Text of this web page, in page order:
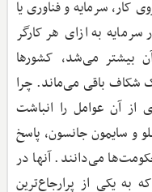
کار، سرمایه و فناوری یا
به ازای هر کارگر
بیشتر می‌شد، کشورها
شکاف باقی می‌ماند. چرا
از آن عوامل را انباشت
و سایمون جانسون، پاسخ
می‌دانند. آنها در
که به یکی از پرارجاع‌ترین